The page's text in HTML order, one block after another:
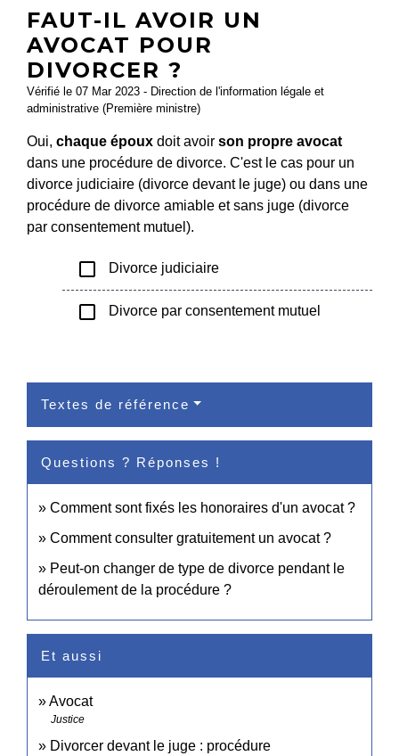
FAUT-IL AVOIR UN
AVOCAT POUR
DIVORCER ?
Vérifié le 07 Mar 2023 - Direction de l'information légale et
administrative (Première ministre)
Oui, chaque époux doit avoir son propre avocat
dans une procédure de divorce. C'est le cas pour un
divorce judiciaire (divorce devant le juge) ou dans une
procédure de divorce amiable et sans juge (divorce
par consentement mutuel).
check_box_outline_blank Divorce judiciaire
check_box_outline_blank Divorce par consentement mutuel
Textes de référence
Questions ? Réponses !
Comment sont fixés les honoraires d'un avocat ?
Comment consulter gratuitement un avocat ?
Peut-on changer de type de divorce pendant le
déroulement de la procédure ?
Et aussi
Avocat
Justice
Divorcer devant le juge : procédure